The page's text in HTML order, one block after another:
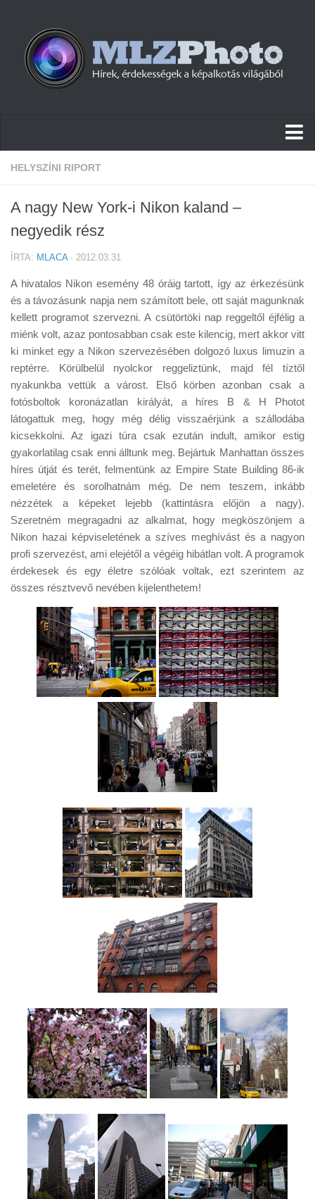
Hírek
Cikkek
Szoftver
Tudástár
Tanácsok
Érdekességek
Helyszíni Riport
E-BB
HELYSZÍNI RIPORT
A nagy New York-i Nikon kaland –
negyedik rész
ÍRTA: MLACA· 2012.03.31
A hivatalos Nikon esemény 48 óráig tartott, így az érkezésünk
és a távozásunk napja nem számított bele, ott saját magunknak
kellett programot szervezni. A csütörtöki nap reggeltől éjfélig a
miénk volt, azaz pontosabban csak este kilencig, mert akkor vitt
ki minket egy a Nikon szervezésében dolgozó luxus limuzin a
reptérre. Körülbelül nyolckor reggeliztünk, majd fél tíztől
nyakunkba vettük a várost. Első körben azonban csak a
fotósboltok koronázatlan királyát, a híres B & H Photot
látogattuk meg, hogy még délig visszaérjünk a szállodába
kicsekkolni. Az igazi túra csak ezután indult, amikor estig
gyakorlatilag csak enni álltunk meg. Bejártuk Manhattan összes
híres útját és terét, felmentünk az Empire State Building 86-ik
emeletére és sorolhatnám még. De nem teszem, inkább
nézzétek a képeket lejebb (kattintásra előjön a nagy).
Szeretném megragadni az alkalmat, hogy megköszönjem a
Nikon hazai képviseletének a szíves meghívást és a nagyon
profi szervezést, ami elejétől a végéig hibátlan volt. A programok
érdekesek és egy életre szólóak voltak, ezt szerintem az
összes résztvevő nevében kijelenthetem!